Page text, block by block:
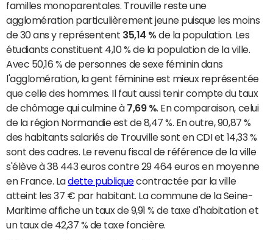
familles monoparentales. Trouville reste une
agglomération particulièrement jeune puisque les moins
de 30 ans y représentent 35,14 % de la population. Les
étudiants constituent 4,10 % de la population de la ville.
Avec 50,16 % de personnes de sexe féminin dans
l'agglomération, la gent féminine est mieux représentée
que celle des hommes. Il faut aussi tenir compte du taux
de chômage qui culmine à 7,69 %. En comparaison, celui
de la région Normandie est de 8,47 %. En outre, 90,87 %
des habitants salariés de Trouville sont en CDI et 14,33 %
sont des cadres. Le revenu fiscal de référence de la ville
s'élève à 38 443 euros contre 29 464 euros en moyenne
en France. Ladette publiquecontractée par la ville
atteint les 37 € par habitant. La commune de la Seine-
Maritime affiche un taux de 9,91 % de taxe d'habitation et
un taux de 42,37 % de taxe foncière.